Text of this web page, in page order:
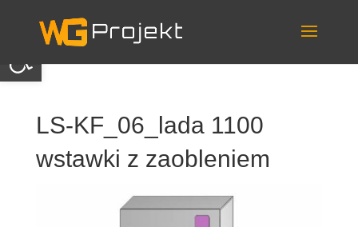
Otwórz pasek narzędzi
content
LS-KF_06_lada 1100
wstawki z zaobleniem